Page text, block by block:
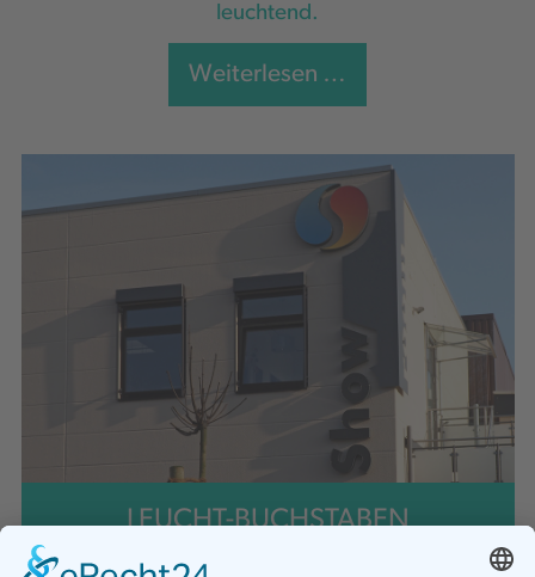
leuchtend.
Weiterlesen …
LEUCHT-BUCHSTABEN